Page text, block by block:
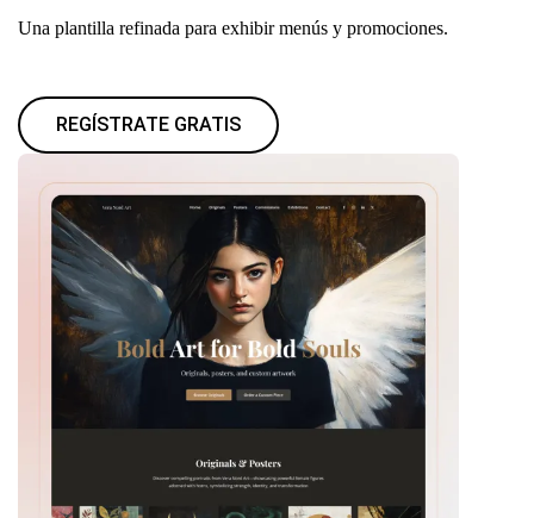
Una plantilla refinada para exhibir menús y promociones.
REGÍSTRATE GRATIS